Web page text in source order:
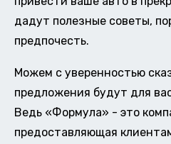
дадут полезные советы,
предпочесть.
Можем с уверенностью
предложения будут для
Ведь «Формула» - это
предоставляющая